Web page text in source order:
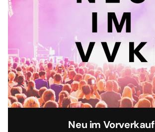
Neu im Vorverkauf